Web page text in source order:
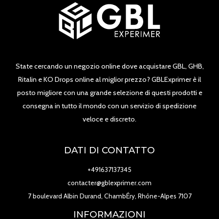
State cercando un negozio online dove acquistare GBL, GHB,
Ritalin e KO Drops online al miglior prezzo? GBLExprimer è il
posto migliore con una grande selezione di questi prodotti e
consegna in tutto il mondo con un servizio di spedizione
veloce e discreto.
DATI DI CONTATTO
+491637137345
contacter@gblexprimer.com
7 boulevard Albin Durand, ChambÉry, Rhône-Alpes 7107
INFORMAZIONI